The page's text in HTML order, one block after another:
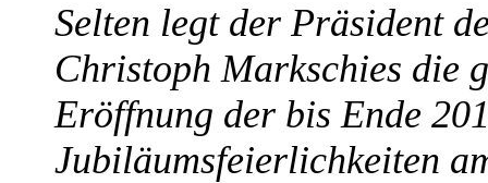
Selten legt der Präsident
Christoph Markschies die
Eröffnung der bis Ende
Jubiläumsfeierlichkeiten